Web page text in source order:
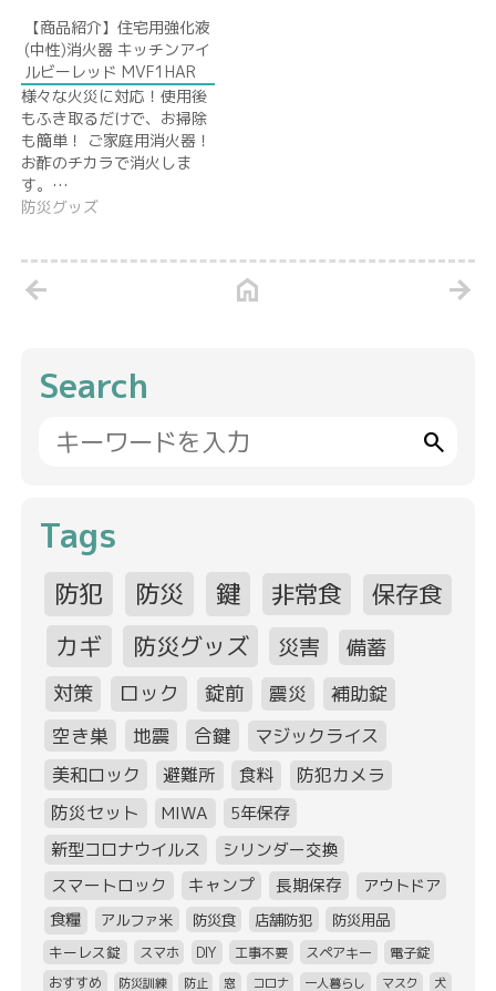
【商品紹介】住宅用強化液
(中性)消火器 キッチンアイ
ルビーレッド MVF1HAR
様々な火災に対応！使用後
もふき取るだけで、お掃除
も簡単！ ご家庭用消火器！
お酢のチカラで消火しま
す。…
防災グッズ
arrow_back home arrow_forward
Search
search
Tags
防犯 防災 鍵 非常食
保存食
カギ
防災グッズ 災害
備蓄
対策
ロック 錠前 震災
補助錠
空き巣
地震 合鍵
マジックライス
美和ロック
避難所 食料
防犯カメラ
防災セット
MIWA
5年保存
新型コロナウイルス
シリンダー交換
スマートロック
キャンプ 長期保存
アウトドア
食糧
アルファ米 防災食 店舗防犯 防災用品
キーレス錠 スマホ DIY 工事不要 スペアキー
電子錠
おすすめ
防災訓練 防止 窓 コロナ 一人暮らし マスク 犬